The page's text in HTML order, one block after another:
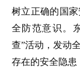
树立正确的国
全防范意识。
查”活动，发动
存在的安全隐患